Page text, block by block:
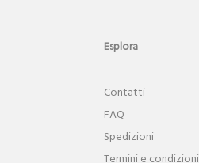
Esplora
Contatti
FAQ
Spedizioni